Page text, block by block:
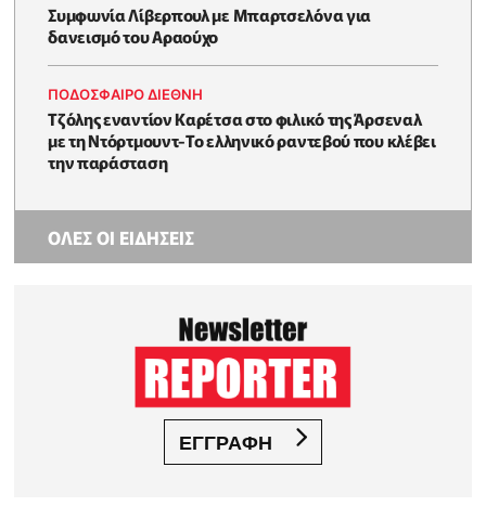
Συμφωνία Λίβερπουλ με Μπαρτσελόνα για
δανεισμό του Αραούχο
ΠΟΔΟΣΦΑΙΡΟ ΔΙΕΘΝΗ
Τζόλης εναντίον Καρέτσα στο φιλικό της Άρσεναλ
με τη Ντόρτμουντ-Το ελληνικό ραντεβού που κλέβει
την παράσταση
ΟΛΕΣ ΟΙ ΕΙΔΗΣΕΙΣ
ΕΓΓΡΑΦΗ